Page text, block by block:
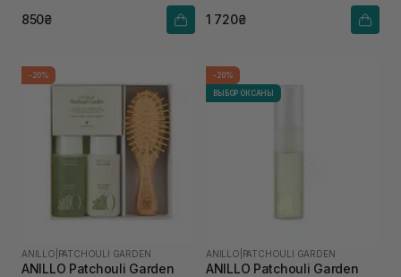
850₴ 1 720₴
-20%
ANILLO PATCHOULI GARDEN
ANILLO Patchouli Garden
-20%
ВЫБОР ОКСАНЫ
ANILLO PATCHOULI GARDEN
ANILLO Patchouli Garden